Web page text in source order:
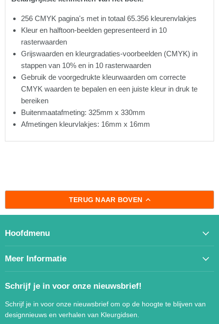
256 CMYK pagina's met in totaal 65.356 kleurenvlakjes
Kleur en halftoon-beelden gepresenteerd in 10
rasterwaarden
Grijswaarden en kleurgradaties-voorbeelden (CMYK) in
stappen van 10% en in 10 rasterwaarden
Gebruik de voorgedrukte kleurwaarden om correcte
CMYK waarden te bepalen en een juiste kleur in druk te
bereiken
Buitenmaatafmeting: 325mm x 330mm
Afmetingen kleurvlakjes: 16mm x 16mm
TERUG NAAR BOVEN
Hoofdmenu
Meer Informatie
Schrijf je in voor onze nieuwsbrief!
Schrijf je in voor onze nieuwsbrief om op de hoogte te blijven van
designnieuws en verhalen van Kleurgidsen.